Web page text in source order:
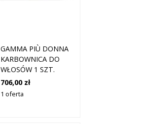
GAMMA PIÙ DONNA
KARBOWNICA DO
WŁOSÓW 1 SZT.
706,00 zł
1 oferta